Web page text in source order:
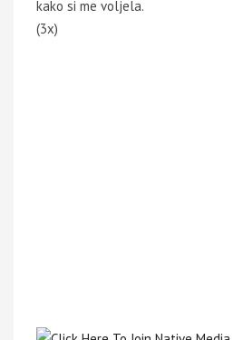
kako si me voljela.
(3x)